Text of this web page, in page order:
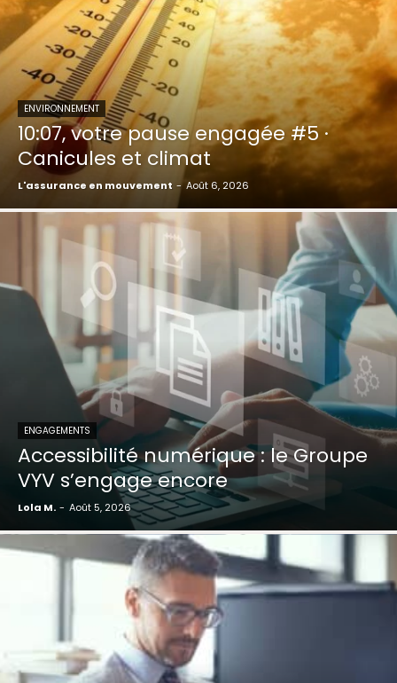
ENVIRONNEMENT
10:07, votre pause engagée #5 ·
Canicules et climat
L'assurance en mouvement - Août 6, 2026
ENGAGEMENTS
Accessibilité numérique : le Groupe
VYV s’engage encore
Lola M. - Août 5, 2026